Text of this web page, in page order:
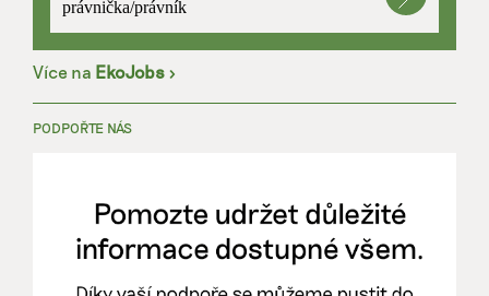
právnička/právník
Více na EkoJobs >
PODPOŘTE NÁS